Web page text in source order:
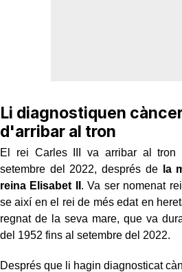
Li diagnostiquen
d'arribar al tron
El rei Carles III va arribar al
setembre del 2022, després de
la
reina Elisabet II . Va ser nomenat
se així en el rei de més edat en
regnat de la seva mare, que va
del 1952 fins al setembre del 2022.
Després que li hagin diagnosticat